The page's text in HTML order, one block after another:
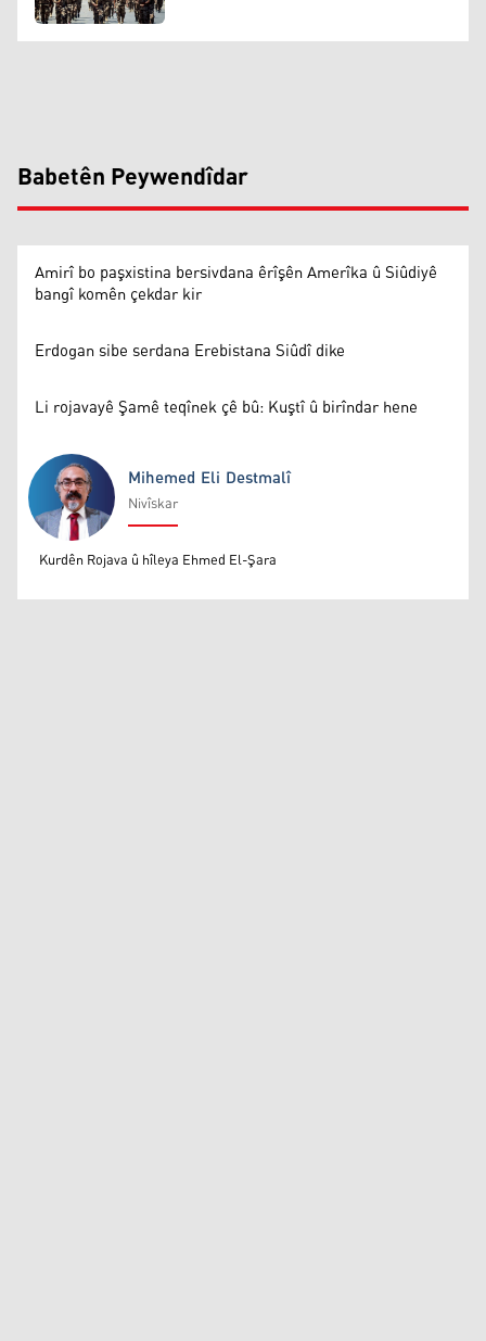
Babetên Peywendîdar
Amirî bo paşxistina bersivdana êrîşên Amerîka û Siûdiyê
bangî komên çekdar kir
Erdogan sibe serdana Erebistana Siûdî dike
Li rojavayê Şamê teqînek çê bû: Kuştî û birîndar hene
Mihemed Eli Destmalî
Mihemed Eli Destmalî
Nivîskar
Kurdên Rojava û hîleya Ehmed El-Şara